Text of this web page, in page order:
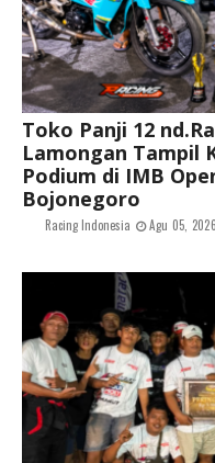
Toko Panji 12
Lamongan Tampil
Podium di IMB
Bojonegoro
Racing Indonesia Agu 05, 2026